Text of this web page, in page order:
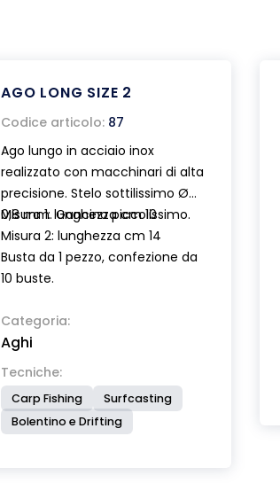
AGO LONG SIZE 2
Codice articolo: 87
Ago lungo in acciaio inox
realizzato con macchinari di alta
precisione. Stelo sottilissimo Ø
0,8 mm. Gancino piccolissimo.
Misura 1: lunghezza cm 10
Misura 2: lunghezza cm 14
Busta da 1 pezzo, confezione da
10 buste.
Categoria:
Aghi
Tecniche:
Carp Fishing
Surfcasting
Bolentino e Drifting